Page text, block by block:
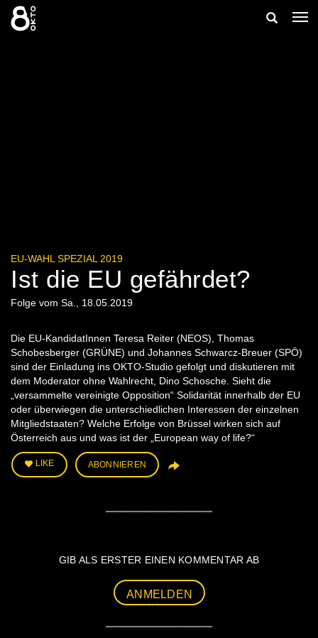
Zum
Inhalt
springen
Suche
EU-WAHL SPEZIAL 2019
Ist die EU gefährdet?
Folge vom Sa., 18.05.2019
Die EU-KandidatInnen Teresa Reiter (NEOS), Thomas
Schobesberger (GRÜNE) und Johannes Schwarcz-Breuer (SPÖ)
sind der Einladung ins OKTO-Studio gefolgt und diskutieren mit
dem Moderator ohne Wahlrecht, Dino Schosche. Sieht die
„versammelte vereinigte Opposition“ Solidarität innerhalb der EU
oder überwiegen die unterschiedlichen Interessen der einzelnen
Mitgliedstaaten? Welche Erfolge von Brüssel wirken sich auf
Österreich aus und was ist der „European way of life?“
LIKE ABONNIEREN
GIB ALS ERSTER EINEN KOMMENTAR AB
ANMELDEN